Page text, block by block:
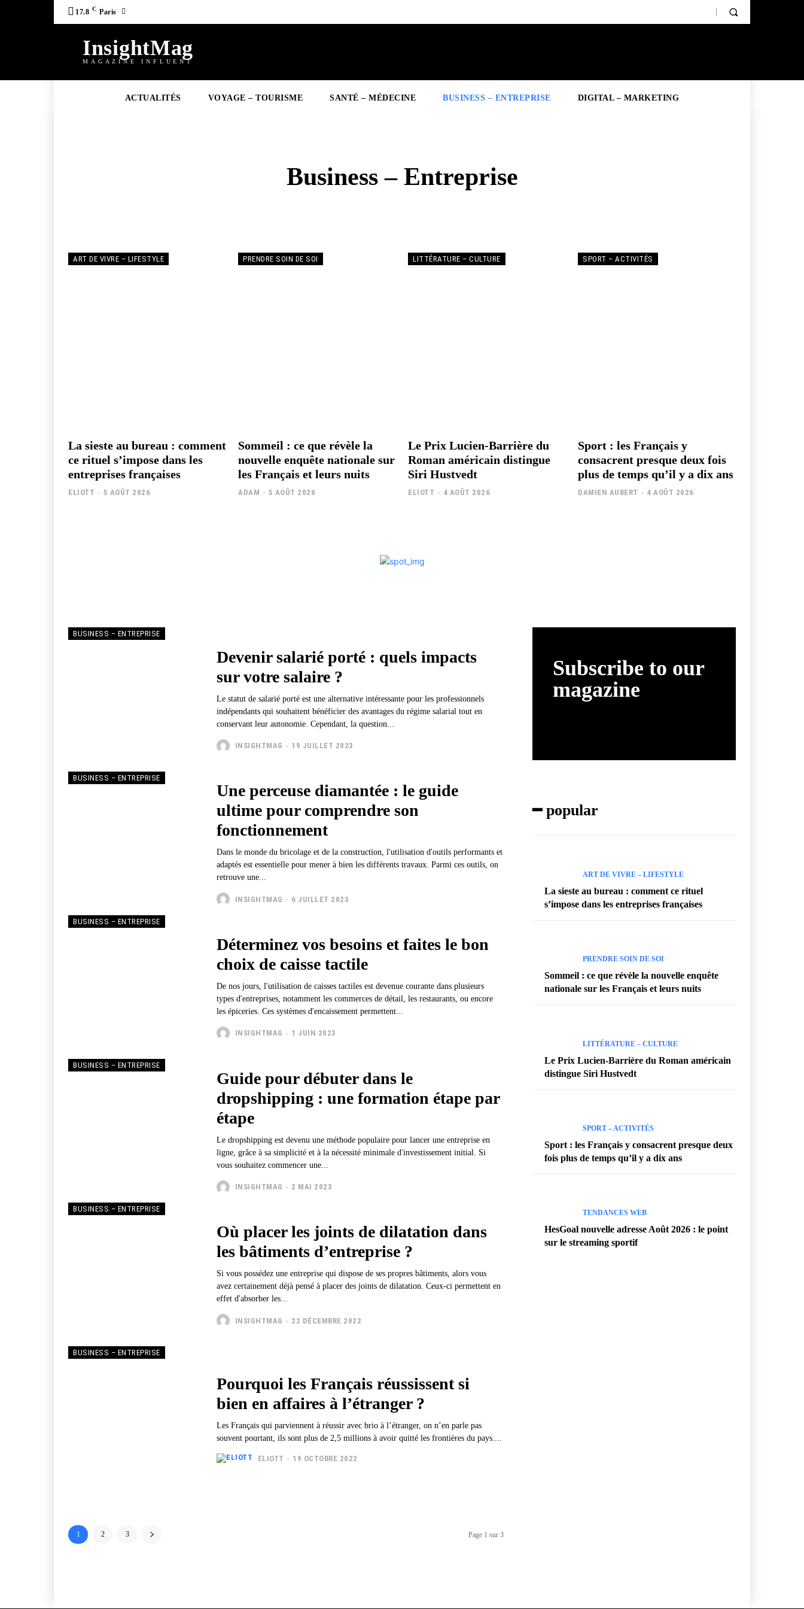
17.8 C Paris
InsightMag
MAGAZINE INFLUENT
ACTUALITÉS VOYAGE – TOURISME SANTÉ – MÉDECINE BUSINESS – ENTREPRISE DIGITAL – MARKETING
Business – Entreprise
ART DE VIVRE – LIFESTYLE
La sieste au bureau : comment
ce rituel s’impose dans les
entreprises françaises
ELIOTT - 5 AOÛT 2026
PRENDRE SOIN DE SOI
Sommeil : ce que révèle la
nouvelle enquête nationale sur
les Français et leurs nuits
ADAM - 5 AOÛT 2026
LITTÉRATURE – CULTURE
Le Prix Lucien-Barrière du
Roman américain distingue
Siri Hustvedt
ELIOTT - 4 AOÛT 2026
SPORT – ACTIVITÉS
Sport : les Français y
consacrent presque deux fois
plus de temps qu’il y a dix ans
DAMIEN AUBERT - 4 AOÛT 2026
BUSINESS – ENTREPRISE
Devenir salarié porté : quels impacts
sur votre salaire ?
Le statut de salarié porté est une alternative intéressante pour les professionnels
indépendants qui souhaitent bénéficier des avantages du régime salarial tout en
conservant leur autonomie. Cependant, la question...
INSIGHTMAG - 19 JUILLET 2023
BUSINESS – ENTREPRISE
Une perceuse diamantée : le guide
ultime pour comprendre son
fonctionnement
Dans le monde du bricolage et de la construction, l'utilisation d'outils performants et
adaptés est essentielle pour mener à bien les différents travaux. Parmi ces outils, on
retrouve une...
INSIGHTMAG - 6 JUILLET 2023
BUSINESS – ENTREPRISE
Déterminez vos besoins et faites le bon
choix de caisse tactile
De nos jours, l'utilisation de caisses tactiles est devenue courante dans plusieurs
types d'entreprises, notamment les commerces de détail, les restaurants, ou encore
les épiceries. Ces systèmes d'encaissement permettent...
INSIGHTMAG - 1 JUIN 2023
BUSINESS – ENTREPRISE
Guide pour débuter dans le
dropshipping : une formation étape par
étape
Le dropshipping est devenu une méthode populaire pour lancer une entreprise en
ligne, grâce à sa simplicité et à la nécessité minimale d'investissement initial. Si
vous souhaitez commencer une...
INSIGHTMAG - 2 MAI 2023
BUSINESS – ENTREPRISE
Où placer les joints de dilatation dans
les bâtiments d’entreprise ?
Si vous possédez une entreprise qui dispose de ses propres bâtiments, alors vous
avez certainement déjà pensé à placer des joints de dilatation. Ceux-ci permettent en
effet d'absorber les...
INSIGHTMAG - 22 DÉCEMBRE 2022
BUSINESS – ENTREPRISE
Pourquoi les Français réussissent si
bien en affaires à l’étranger ?
Les Français qui parviennent à réussir avec brio à l’étranger, on n’en parle pas
souvent pourtant, ils sont plus de 2,5 millions à avoir quitté les frontières du pays....
ELIOTT - 19 OCTOBRE 2022
1 2 3 Page 1 sur 3
Subscribe to our
magazine
━ popular
ART DE VIVRE – LIFESTYLE
La sieste au bureau : comment ce rituel
s’impose dans les entreprises françaises
PRENDRE SOIN DE SOI
Sommeil : ce que révèle la nouvelle enquête
nationale sur les Français et leurs nuits
LITTÉRATURE – CULTURE
Le Prix Lucien-Barrière du Roman américain
distingue Siri Hustvedt
SPORT – ACTIVITÉS
Sport : les Français y consacrent presque deux
fois plus de temps qu’il y a dix ans
TENDANCES WEB
HesGoal nouvelle adresse Août 2026 : le point
sur le streaming sportif